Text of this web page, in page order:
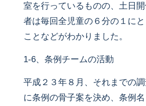
室を行っているものの、土日
者は毎回全児童の６分の１に
ことなどがわかりました。
1-6、条例チームの活動
平成２３年８月、それまでの
に条例の骨子案を決め、条例